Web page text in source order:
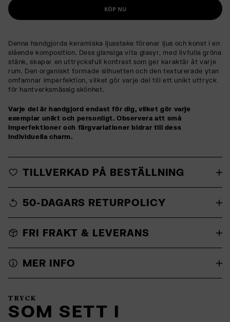
KÖP NU
Denna handgjorda keramiska ljusstake förenar ljus och konst i en
slående komposition. Dess glansiga vita glasyr, med livfulla gröna
stänk, skapar en uttrycksfull kontrast som ger karaktär åt varje
rum. Den organiskt formade silhuetten och den texturerade ytan
omfamnar imperfektion, vilket gör varje del till ett unikt uttryck
för hantverksmässig skönhet.
Varje del är handgjord endast för dig, vilket gör varje
exemplar unikt och personligt. Observera att små
imperfektioner och färgvariationer bidrar till dess
individuella charm.
TILLVERKAD PÅ BESTÄLLNING
50-DAGARS RETURPOLICY
FRI FRAKT & LEVERANS
MER INFO
TRYCK
SOM SETT I